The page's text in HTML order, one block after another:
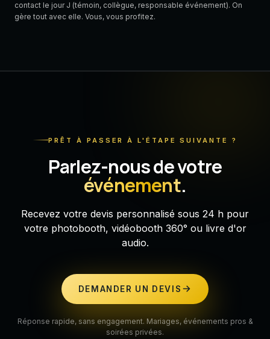
contact le jour J (témoin, collègue, responsable événement). On
gère tout avec elle. Vous, vous profitez.
PRÊT À PASSER À L'ÉTAPE SUIVANTE ?
Parlez-nous de votre
événement.
Recevez votre devis personnalisé sous 24 h pour
votre photobooth, vidéobooth 360° ou livre d'or
audio.
DEMANDER UN DEVIS
Réponse rapide, sans engagement. Mariages, événements pros &
soirées privées.